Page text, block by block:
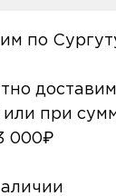
по
или при
000₽